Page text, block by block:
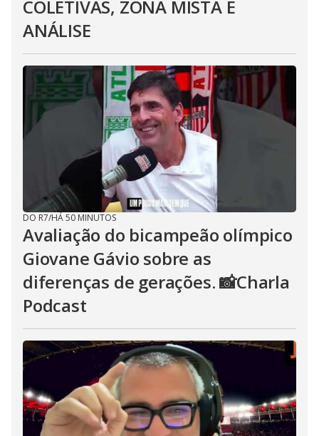
COLETIVAS, ZONA MISTA E
ANÁLISE
DO R7/HÁ 50 MINUTOS
Avaliação do bicampeão olímpico
Giovane Gávio sobre as
diferenças de gerações. 📸Charla
Podcast